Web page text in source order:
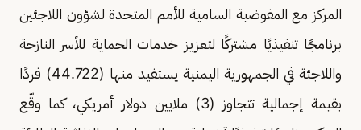
المركز مع المفوضية السامية للأمم المتحدة لشؤون اللاجئين
برنامجًا تنفيذيًا مشتركًا لتعزيز خدمات الحماية للأسر النازحة
واللاجئة في الجمهورية اليمنية يستفيد منها (44.722) فردًا
بقيمة إجمالية تتجاوز (3) ملايين دولار أمريكي، كما وقّع